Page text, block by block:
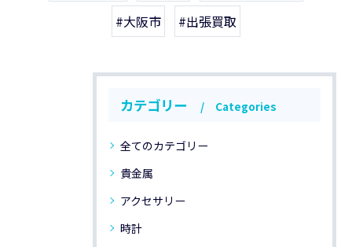
#大阪市 #出張買取
カテゴリー Categories
全てのカテゴリー
貴金属
アクセサリー
時計